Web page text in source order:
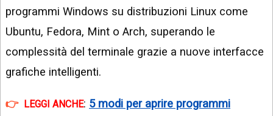
programmi Windows su distribuzioni Linux come
Ubuntu, Fedora, Mint o Arch, superando le
complessità del terminale grazie a nuove interfacce
grafiche intelligenti.
LEGGI ANCHE: 5 modi per aprire programmi